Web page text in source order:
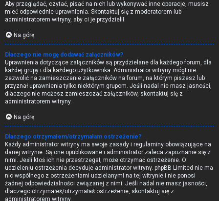
Aby przeglądać, czytać, pisać na nich lub wykonywać inne operacje, musisz
mieć odpowiednie uprawnienia. Skontaktuj się z moderatorem lub
administratorem witryny, aby ci je przydzielił.
Na górę
Dlaczego nie mogę dodawać załączników?
Uprawnienia dotyczące załączników są przydzielane dla każdego forum, dla
każdej grupy i dla każdego użytkownika. Administrator witryny mógł nie
zezwolić na zamieszczanie załączników na forum, na którym piszesz lub
przyznał uprawnienia tylko niektórym grupom. Jeśli nadal nie masz jasności,
dlaczego nie możesz zamieszczać załączników, skontaktuj się z
administratorem witryny.
Na górę
Dlaczego otrzymałem/otrzymałam ostrzeżenie?
Każdy administrator witryny ma swoje zasady i regulaminy obowiązujące na
danej witrynie. Są one opublikowane i administrator zaleca zapoznanie się z
nimi. Jeśli ktoś ich nie przestrzegał, może otrzymać ostrzeżenie. O
udzieleniu ostrzeżenia decyduje administrator witryny. phpBB Limited nie ma
nic wspólnego z ostrzeżeniami udzielanymi na tej witrynie i nie ponosi
żadnej odpowiedzialności związanej z nimi. Jeśli nadal nie masz jasności,
dlaczego otrzymałeś/otrzymałaś ostrzeżenie, skontaktuj się z
administratorem witryny.